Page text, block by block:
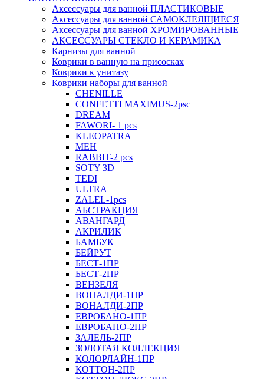
Аксессуары для ванной ПЛАСТИКОВЫЕ
Аксессуары для ванной САМОКЛЕЯЩИЕСЯ
Аксессуары для ванной ХРОМИРОВАННЫЕ
АКСЕССУАРЫ СТЕКЛО И КЕРАМИКА
Карнизы для ванной
Коврики в ванную на присосках
Коврики к унитазу
Коврики наборы для ванной
CHENILLE
CONFETTI MAXIMUS-2psc
DREAM
FAWORI- 1 pcs
KLEOPATRA
MEH
RABBIT-2 pcs
SOTY 3D
TEDI
ULTRA
ZALEL-1pcs
АБСТРАКЦИЯ
АВАНГАРД
АКРИЛИК
БАМБУК
БЕЙРУТ
БЕСТ-1ПР
БЕСТ-2ПР
ВЕНЗЕЛЯ
ВОНАЛДИ-1ПР
ВОНАЛДИ-2ПР
ЕВРОБАНО-1ПР
ЕВРОБАНО-2ПР
ЗАЛЕЛЬ-2ПР
ЗОЛОТАЯ КОЛЛЕКЦИЯ
КОЛОРЛАЙН-1ПР
КОТТОН-2ПР